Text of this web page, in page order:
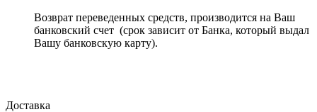
Возврат переведенных средств, производится на Ваш
банковский счет (срок зависит от Банка, который выдал
Вашу банковскую карту).
Доставка